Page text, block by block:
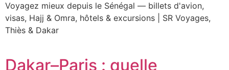
Voyagez mieux depuis le Sénégal — billets d'avion,
visas, Hajj & Omra, hôtels & excursions | SR Voyages,
Thiès & Dakar
Dakar–Paris : quelle